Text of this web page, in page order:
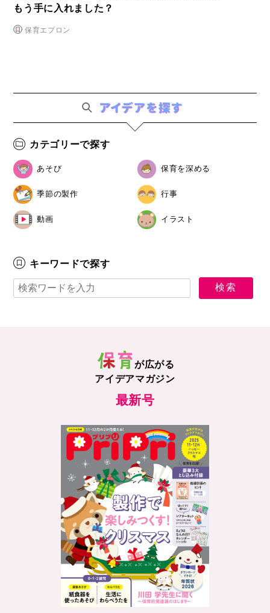
もう手に入れました？
保育エプロン
カテゴリーで探す
あそび 保育を深める
季節の製作 行事
動画 イラスト
キーワードで探す
が広がる
アイデアマガジン
最新号